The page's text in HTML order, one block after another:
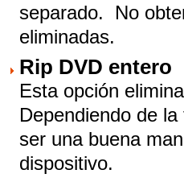
separado. No
eliminadas.
Rip DVD entero
Esta opción
Dependiendo de
ser una buena
dispositivo.